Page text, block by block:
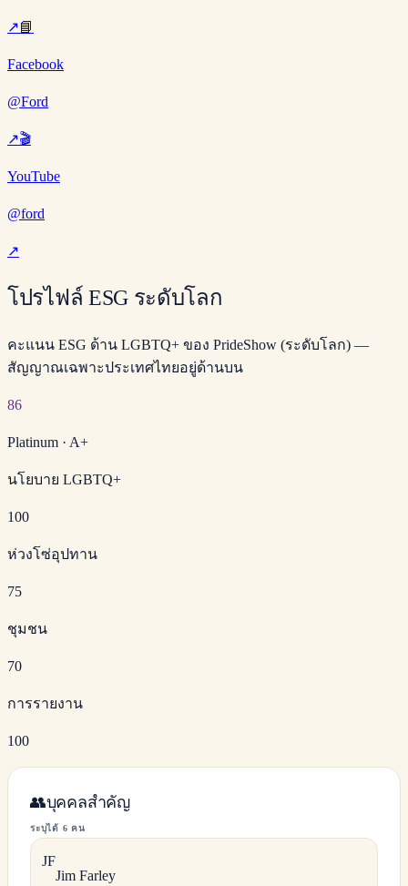
↗📘
Facebook
@Ford
↗🎬
YouTube
@ford
↗
โปรไฟล์ ESG ระดับโลก
คะแนน ESG ด้าน LGBTQ+ ของ PrideShow (ระดับโลก) —
สัญญาณเฉพาะประเทศไทยอยู่ด้านบน
86
Platinum · A+
นโยบาย LGBTQ+
100
ห่วงโซ่อุปทาน
75
ชุมชน
70
การรายงาน
100
👥บุคคลสำคัญ
ระบุได้ 6 คน
JF
Jim Farley